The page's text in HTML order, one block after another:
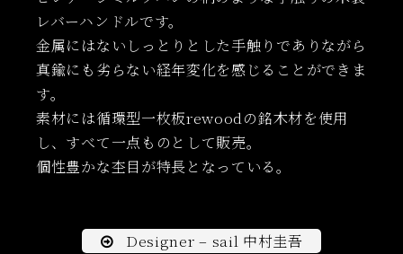
レバーハンドルです。
金属にはないしっとりとした手触りでありながら
真鍮にも劣らない経年変化を感じることができま
す。
素材には循環型一枚板rewoodの銘木材を使用
し、すべて一点ものとして販売。
個性豊かな杢目が特長となっている。
Designer – sail 中村圭吾